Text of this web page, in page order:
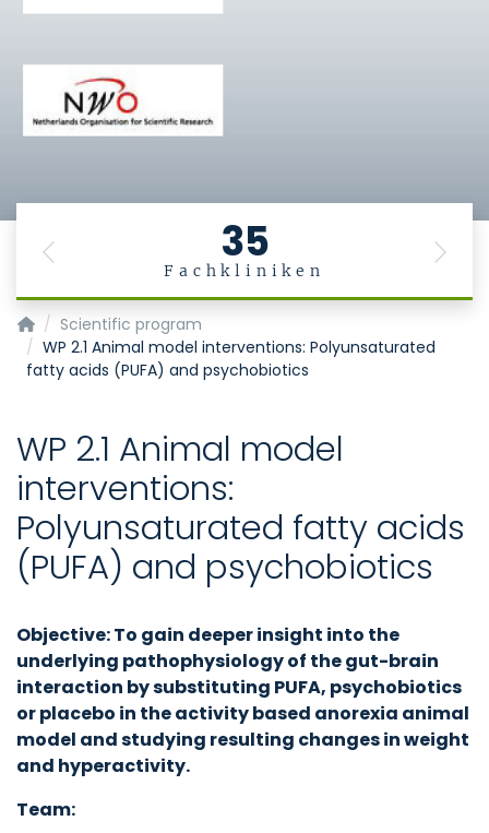
35
Fachkliniken
Previous Next
MiGBANScientific program
WP 2.1 Animal model interventions: Polyunsaturated
fatty acids (PUFA) and psychobiotics
WP 2.1 Animal model
interventions:
Polyunsaturated fatty acids
(PUFA) and psychobiotics
Objective: To gain deeper insight into the
underlying pathophysiology of the gut-brain
interaction by substituting PUFA, psychobiotics
or placebo in the activity based anorexia animal
model and studying resulting changes in weight
and hyperactivity.
Team: